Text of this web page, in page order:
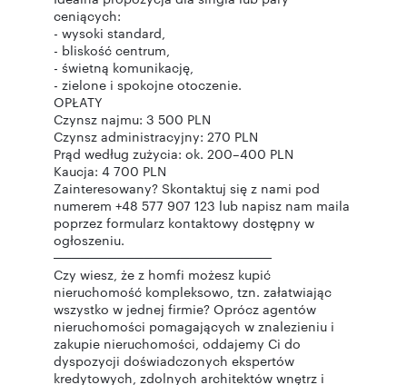
ceniących:
- wysoki standard,
- bliskość centrum,
- świetną komunikację,
- zielone i spokojne otoczenie.
OPŁATY
Czynsz najmu: 3 500 PLN
Czynsz administracyjny: 270 PLN
Prąd według zużycia: ok. 200–400 PLN
Kaucja: 4 700 PLN
Zainteresowany? Skontaktuj się z nami pod
numerem +48 577 907 123 lub napisz nam maila
poprzez formularz kontaktowy dostępny w
ogłoszeniu.
────────────────────────
Czy wiesz, że z homfi możesz kupić
nieruchomość kompleksowo, tzn. załatwiając
wszystko w jednej firmie? Oprócz agentów
nieruchomości pomagających w znalezieniu i
zakupie nieruchomości, oddajemy Ci do
dyspozycji doświadczonych ekspertów
kredytowych, zdolnych architektów wnętrz i